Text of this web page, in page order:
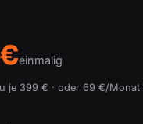
einmalig
je 399 € · oder 69 €/Monat